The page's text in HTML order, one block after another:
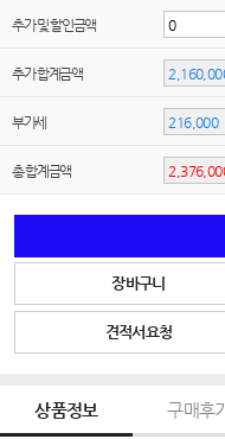
추가 및 할인금액
추가 합계금액
부가세
총 합계금액
장바구니
견적서요청
상품정보 구매후기